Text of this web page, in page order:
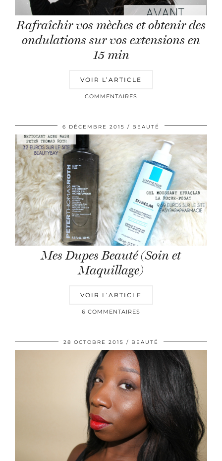
Rafraîchir vos mèches et obtenir des
ondulations sur vos extensions en
15 min
VOIR L’ARTICLE
COMMENTAIRES
6 DÉCEMBRE 2015 BEAUTÉ
Mes Dupes Beauté (Soin et
Maquillage)
VOIR L’ARTICLE
6 COMMENTAIRES
28 OCTOBRE 2015 BEAUTÉ